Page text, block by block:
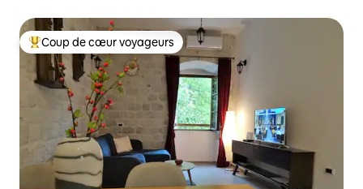
Coups de cœur voyageurs les plus appréciés
Coup de cœur voyageurs